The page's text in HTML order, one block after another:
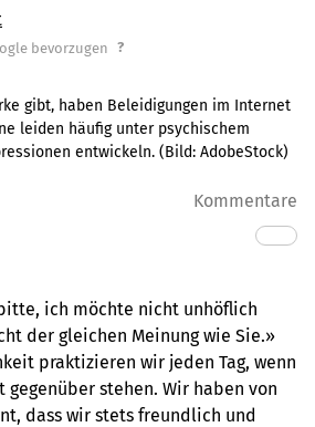
bevorzugen ?
gibt, haben Beleidigungen im Internet
leiden häufig unter psychischem
entwickeln. (Bild: AdobeStock)
Kommentare
ich möchte nicht unhöflich
der gleichen Meinung wie Sie.»
praktizieren wir jeden Tag, wenn
stehen. Wir haben von
dass wir stets freundlich und